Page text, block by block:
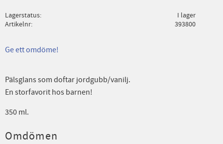
Lagerstatus
I lager
Artikelnr
393800
Ge ett omdöme!
Pälsglans som doftar jordgubb/vanilj.
En storfavorit hos barnen!
350 ml.
Omdömen